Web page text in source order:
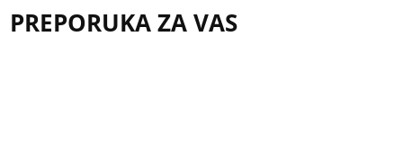
PREPORUKA ZA VAS